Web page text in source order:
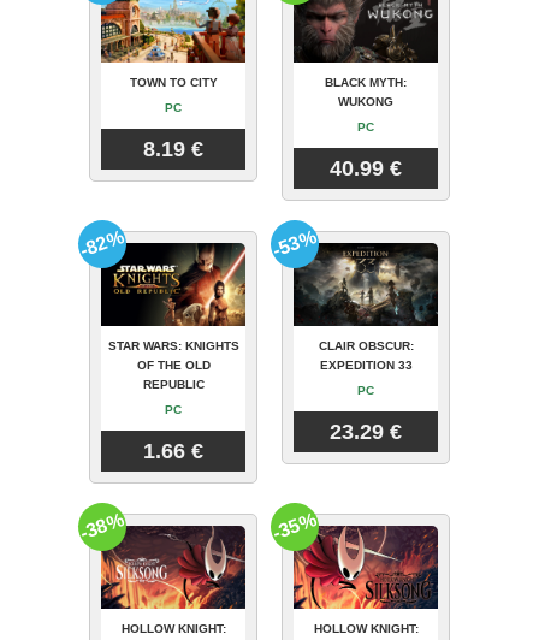
TOWN TO CITY
PC
8.19 €
BLACK MYTH:
WUKONG
PC
40.99 €
STAR WARS: KNIGHTS
OF THE OLD
REPUBLIC
PC
1.66 €
-82%
CLAIR OBSCUR:
EXPEDITION 33
PC
23.29 €
-53%
HOLLOW KNIGHT:
-38%
HOLLOW KNIGHT:
-35%